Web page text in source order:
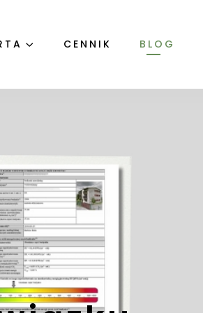
CENNIK BLOG